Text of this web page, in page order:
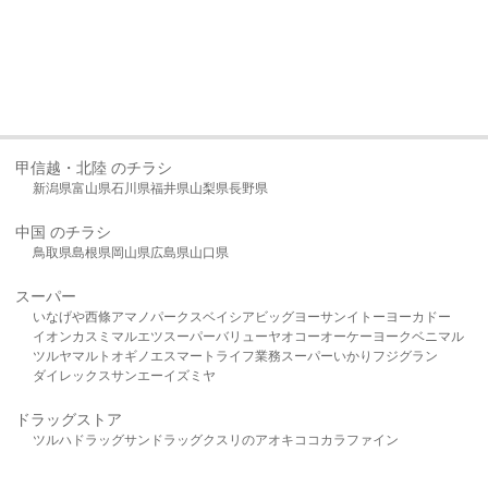
甲信越・北陸 のチラシ
新潟県富山県石川県福井県山梨県長野県
中国 のチラシ
鳥取県島根県岡山県広島県山口県
スーパー
いなげや西條アマノパークスベイシア ビッグヨーサンイトーヨーカドー
イオンカスミ マルエツスーパーバリューヤオコーオーケー ヨークベニマル
ツルヤマルト オギノ エスマート ライフ業務スーパーいかり フジグラン
ダイレックスサンエーイズミヤ
ドラッグストア
ツルハドラッグサンドラッグクスリのアオキ ココカラファイン